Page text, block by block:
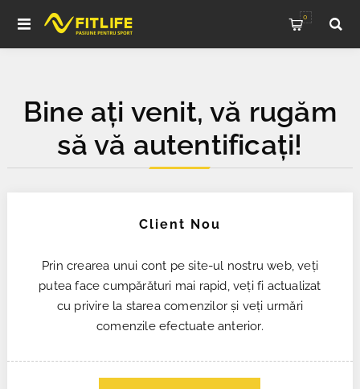
0
Bine ați venit, vă rugăm
să vă autentificați!
Client Nou
Prin crearea unui cont pe site-ul nostru web, veți
putea face cumpărături mai rapid, veți fi actualizat
cu privire la starea comenzilor și veți urmări
comenzile efectuate anterior.